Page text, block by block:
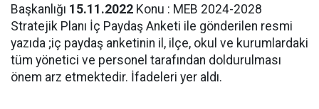
Başkanlığı 15.11.2022 Konu : MEB 2024-2028
Stratejik Planı İç Paydaş Anketi ile gönderilen resmi
yazıda ;iç paydaş anketinin il, ilçe, okul ve kurumlardaki
tüm yönetici ve personel tarafından doldurulması
önem arz etmektedir. İfadeleri yer aldı.